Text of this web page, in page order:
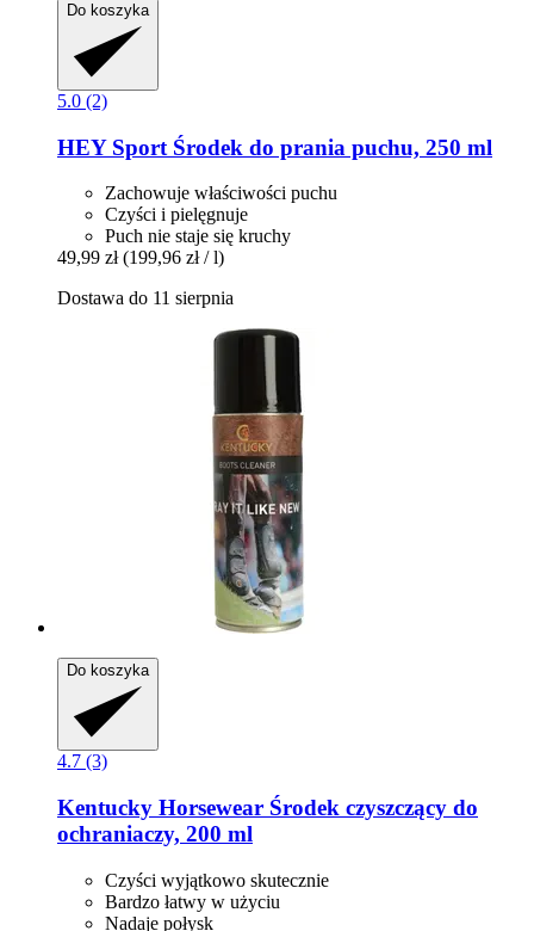
Do koszyka
5.0 (2)
HEY Sport Środek do prania puchu, 250 ml
Zachowuje właściwości puchu
Czyści i pielęgnuje
Puch nie staje się kruchy
49,99 zł (199,96 zł / l)
Dostawa do 11 sierpnia
Do koszyka
4.7 (3)
Kentucky Horsewear Środek czyszczący do
ochraniaczy, 200 ml
Czyści wyjątkowo skutecznie
Bardzo łatwy w użyciu
Nadaje połysk